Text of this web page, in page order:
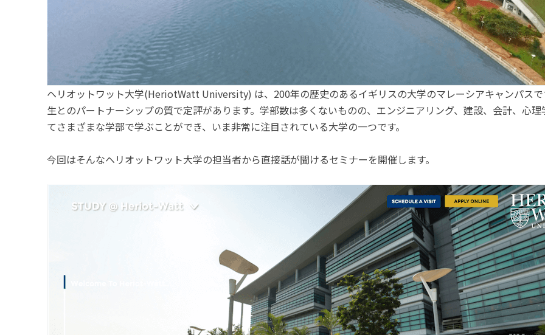
ヘリオットワット大学(HeriotWatt University) は、200年の歴史のあるイギリスの大学のマレーシアキャンパス
生とのパートナーシップの質で定評があります。学部数は多くないものの、エンジニアリング、建設、会計、心
てさまざまな学部で学ぶことができ、いま非常に注目されている大学の一つです。
今回はそんなヘリオットワット大学の担当者から直接話が聞けるセミナーを開催します。